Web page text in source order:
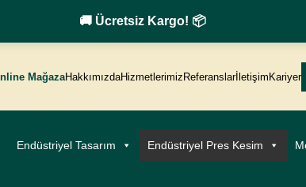
🚚 Ücretsiz Kargo! 📦
MağazaHakkımızdaHizmetlerimiz Referanslarİletişim Kariyer
Endüstriyel Tasarım Endüstriyel Pres Kesim